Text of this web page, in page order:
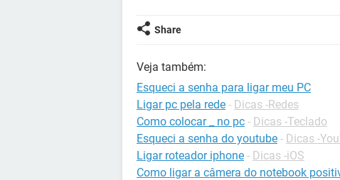
Share
Veja também:
Esqueci a senha para ligar meu PC
Ligar pc pela rede - Dicas -Redes
Como colocar _ no pc - Dicas -Teclado
Esqueci a senha do youtube - Dicas -
Ligar roteador iphone - Dicas -iOS
Como ligar a câmera do notebook